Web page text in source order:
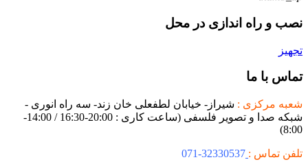
نصب و راه اندازی در محل
تجهیز
تماس با ما
شعبه مرکزی : شیراز- خیابان لطفعلی خان زند- سه راه انوری -
شبکه صدا و تصویر فلسفی (ساعت کاری : 20:00-16:30 / 14:00-
8:00)
تلفن تماس : 32330537-071